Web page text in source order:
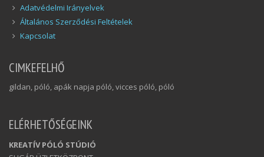
Adatvédelmi Irányelvek
Általános Szerződési Feltételek
Kapcsolat
CIMKEFELHŐ
gildan, póló, apák napja póló, vicces póló, póló
ELÉRHETŐSÉGEINK
KREATÍV PÓLÓ STÚDIÓ